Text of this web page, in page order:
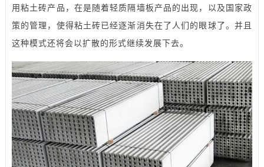
用粘土砖产品，在是随着轻质隔墙板产品的出现，以及国家政
策的管理，使得粘土砖已经逐渐消失在了人们的眼球了。并且
这种模式还将会以扩散的形式继续发展下去。